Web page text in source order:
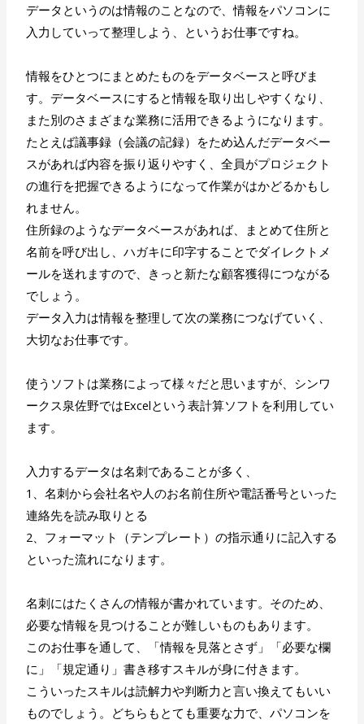
データというのは情報のことなので、情報をパソコンに
入力していって整理しよう、というお仕事ですね。
情報をひとつにまとめたものをデータベースと呼びま
す。データベースにすると情報を取り出しやすくなり、
また別のさまざまな業務に活用できるようになります。
たとえば議事録（会議の記録）をため込んだデータベー
スがあれば内容を振り返りやすく、全員がプロジェクト
の進行を把握できるようになって作業がはかどるかもし
れません。
住所録のようなデータベースがあれば、まとめて住所と
名前を呼び出し、ハガキに印字することでダイレクトメ
ールを送れますので、きっと新たな顧客獲得につながる
でしょう。
データ入力は情報を整理して次の業務につなげていく、
大切なお仕事です。
使うソフトは業務によって様々だと思いますが、シンワ
ークス泉佐野ではExcelという表計算ソフトを利用してい
ます。
入力するデータは名刺であることが多く、
1、名刺から会社名や人のお名前住所や電話番号といった
連絡先を読み取りとる
2、フォーマット（テンプレート）の指示通りに記入する
といった流れになります。
名刺にはたくさんの情報が書かれています。そのため、
必要な情報を見つけることが難しいものもあります。
このお仕事を通して、「情報を見落とさず」「必要な欄
に」「規定通り」書き移すスキルが身に付きます。
こういったスキルは読解力や判断力と言い換えてもいい
ものでしょう。どちらもとても重要な力で、パソコンを